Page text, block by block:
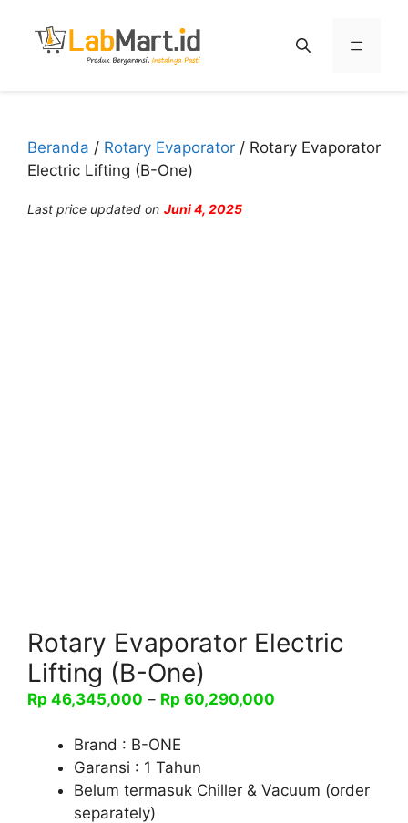
Menu
Beranda / Rotary Evaporator / Rotary Evaporator
Electric Lifting (B-One)
Last price updated on Juni 4, 2025
Rotary Evaporator Electric
Lifting (B-One)
Rp 46,345,000 – Rp 60,290,000
Rp 60,290,000
Brand : B-ONE
Garansi : 1 Tahun
Belum termasuk Chiller & Vacuum (order
separately)